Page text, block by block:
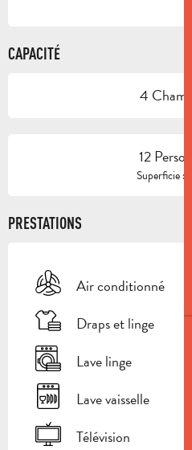
CAPACITÉ
4
12
Superficie :
PRESTATIONS
Air conditionné
Draps et linge
Lave linge
Lave vaisselle
Télévision